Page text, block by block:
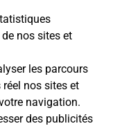
nos sites et
les parcours
nos sites et
navigation.
des publicités
lundià 08h30